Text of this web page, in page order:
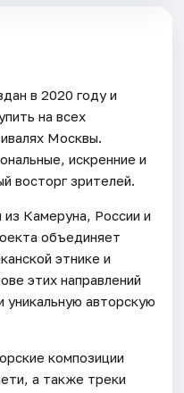
в 2020 году и
на всех
Москвы.
искренние и
восторг зрителей.
Камеруна, России и
объединяет
этнике и
этих направлений
уникальную авторскую
композиции
а также треки